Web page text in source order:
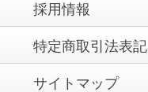
採用情報
特定商取引法表記
サイトマップ